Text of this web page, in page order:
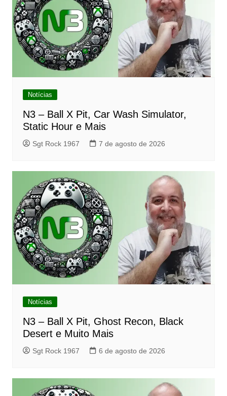
Notícias
N3 – Ball X Pit, Car Wash Simulator,
Static Hour e Mais
Sgt Rock 1967 7 de agosto de 2026
Notícias
N3 – Ball X Pit, Ghost Recon, Black
Desert e Muito Mais
Sgt Rock 1967 6 de agosto de 2026